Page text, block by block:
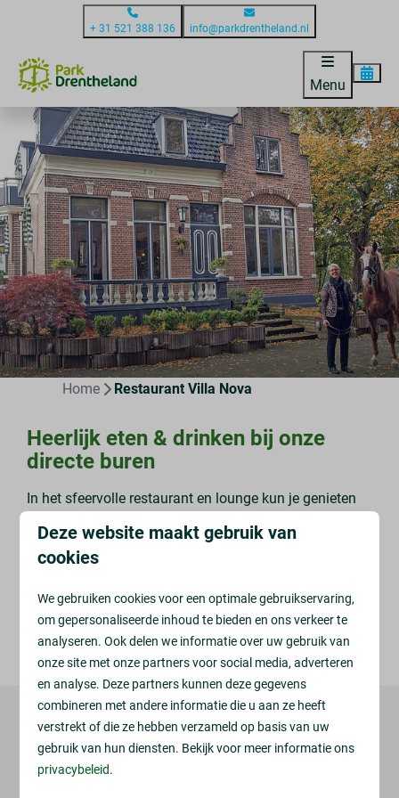
+ 31 521 388 136 info@parkdrentheland.nl
Menu
Home Restaurant Villa Nova
Heerlijk eten & drinken bij onze
directe buren
In het sfeervolle restaurant en lounge kun je genieten
van een heerlijk aperitief met borrelplank of lekker
dineren.
Bij onze receptie hangt een maandmenu van Villa
Nova, speciaal samengesteld voor onze gasten!
KLIK HIER OM TE RESERVEREN
Veilig betalen
Deze website maakt gebruik van
cookies
We gebruiken cookies voor een optimale gebruikservaring,
om gepersonaliseerde inhoud te bieden en ons verkeer te
analyseren. Ook delen we informatie over uw gebruik van
onze site met onze partners voor social media, adverteren
en analyse. Deze partners kunnen deze gegevens
combineren met andere informatie die u aan ze heeft
verstrekt of die ze hebben verzameld op basis van uw
gebruik van hun diensten. Bekijk voor meer informatie ons
privacybeleid.